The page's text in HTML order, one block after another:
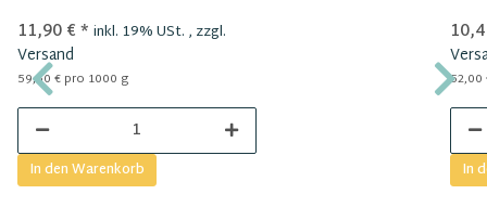
11,90 €* inkl. 19% USt. , zzgl.
Versand
59,50 € pro 1000 g
In den Warenkorb In